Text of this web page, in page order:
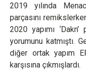
2019 yılında
parçasını
2020 yapımı
yorumunu katmıştı.
diğer ortak yapım
karşısına çıkmışlardı.